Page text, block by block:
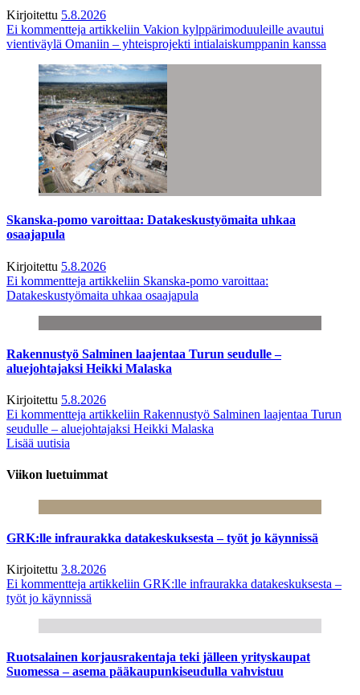
Kirjoitettu 5.8.2026
Ei kommentteja artikkeliin Vakion kylppärimoduuleille avautui
vientiväylä Omaniin – yhteisprojekti intialaiskumppanin kanssa
Skanska-pomo varoittaa: Datakeskustyömaita uhkaa
osaajapula
Kirjoitettu 5.8.2026
Ei kommentteja artikkeliin Skanska-pomo varoittaa:
Datakeskustyömaita uhkaa osaajapula
Rakennustyö Salminen laajentaa Turun seudulle –
aluejohtajaksi Heikki Malaska
Kirjoitettu 5.8.2026
Ei kommentteja artikkeliin Rakennustyö Salminen laajentaa Turun
seudulle – aluejohtajaksi Heikki Malaska
Lisää uutisia
Viikon luetuimmat
GRK:lle infraurakka datakeskuksesta – työt jo käynnissä
Kirjoitettu 3.8.2026
Ei kommentteja artikkeliin GRK:lle infraurakka datakeskuksesta –
työt jo käynnissä
Ruotsalainen korjausrakentaja teki jälleen yrityskaupat
Suomessa – asema pääkaupunkiseudulla vahvistuu